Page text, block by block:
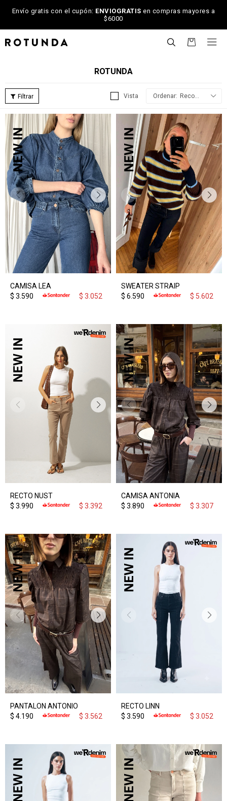
Envío gratis con el cupón: ENVIOGRATIS en compras mayores a
$6000

ROTUNDA
Recomendados
CAMISA LEA
$ 3.590 $ 3.052
SWEATER STRAIP
$ 6.590 $ 5.602
RECTO NUST
$ 3.990 $ 3.392
CAMISA ANTONIA
$ 3.890 $ 3.307
PANTALON ANTONIO
$ 4.190 $ 3.562
RECTO LINN
$ 3.590 $ 3.052